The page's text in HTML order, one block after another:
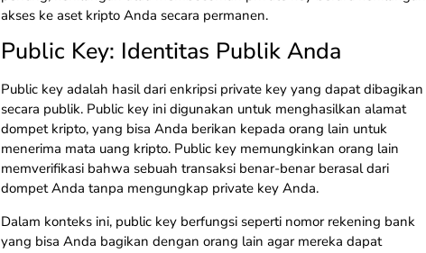
akses ke aset kripto Anda secara permanen.
Public Key: Identitas Publik Anda
Public key adalah hasil dari enkripsi private key yang dapat dibagikan
secara publik. Public key ini digunakan untuk menghasilkan alamat
dompet kripto, yang bisa Anda berikan kepada orang lain untuk
menerima mata uang kripto. Public key memungkinkan orang lain
memverifikasi bahwa sebuah transaksi benar-benar berasal dari
dompet Anda tanpa mengungkap private key Anda.
Dalam konteks ini, public key berfungsi seperti nomor rekening bank
yang bisa Anda bagikan dengan orang lain agar mereka dapat